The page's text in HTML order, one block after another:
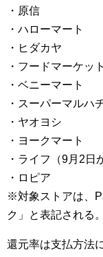
・原信
・ハローマート
・ヒダカヤ
・フードマーケッ
・ベニーマート
・スーパーマルハ
・ヤオヨシ
・ヨークマート
・ライフ（9月2日
・ロピア
※対象ストアは、
ク」と表記される。
還元率は支払方法